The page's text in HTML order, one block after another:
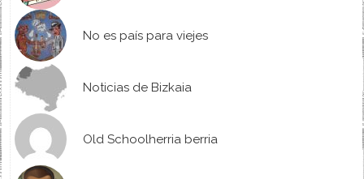
No es país para viejes
Noticias de Bizkaia
Old Schoolherria berria